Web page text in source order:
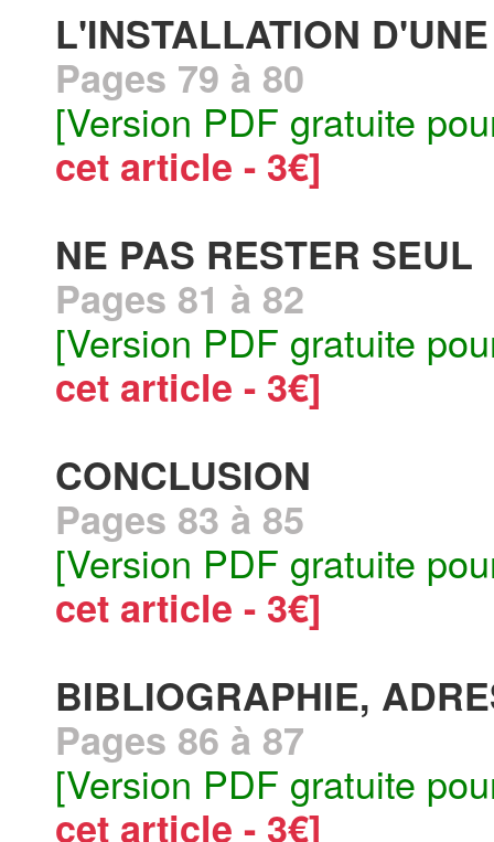
L'INSTALLATION
Pages 79 à 80
[Version PDF gratuite
cet article - 3€]
NE PAS RESTER SEUL
Pages 81 à 82
[Version PDF gratuite
cet article - 3€]
CONCLUSION
Pages 83 à 85
[Version PDF gratuite
cet article - 3€]
BIBLIOGRAPHIE,
Pages 86 à 87
[Version PDF gratuite
cet article - 3€]